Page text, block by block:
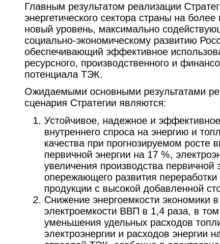
Главным результатом реализации
энергетического сектора страны на
новый уровень, максимально
социально-экономическому развитию
обеспечивающий эффективное
ресурсного, производственного и
потенциала ТЭК.
Ожидаемыми основными результатами
сценария Стратегии являются:
Устойчивое, надежное и
внутреннего спроса на энергию и
качества при прогнозируемом росте
первичной энергии на 17 %,
увеличения производства первичной
опережающего развития
продукции с высокой добавленной
Снижение энергоемкости экономики
электроемкости ВВП в 1,4 раза, в том
уменьшения удельных расходов
электроэнергии и расходов энергии